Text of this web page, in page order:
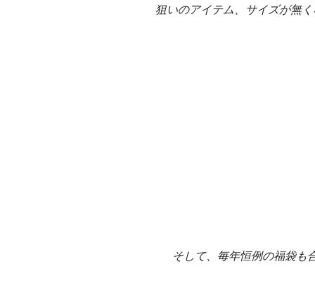
狙いのアイテム、サイズが無
そして、毎年恒例の福袋も